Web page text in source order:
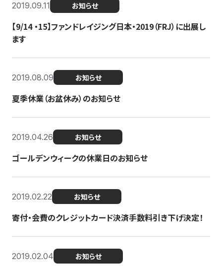
2019.09.11 お知らせ
【9/14 ・15】ファンドレイジング日本・2019（FRJ）に出展し
ます
2019.08.09 お知らせ
夏季休業（お盆休み）のお知らせ
2019.04.26 お知らせ
ゴールデンウィークの休業日のお知らせ
2019.02.22 お知らせ
寄付・会費のクレジットカード決済手数料引き下げ決定！
2019.02.04 お知らせ